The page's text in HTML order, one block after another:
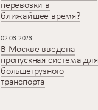
перевозки в
ближайшее время?
02.03.2023
В Москве введена
пропускная система для
большегрузного
транспорта